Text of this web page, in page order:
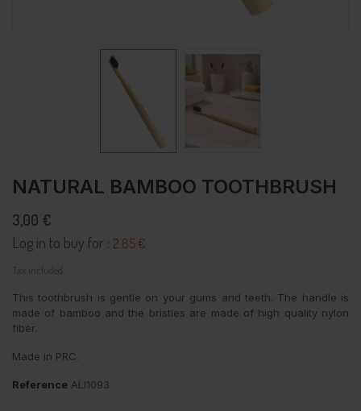
NATURAL BAMBOO TOOTHBRUSH
3,00 €
Log in to buy for : 2.85 €
Tax included
This toothbrush is gentle on your gums and teeth. The handle is
made of bamboo and the bristles are made of high quality nylon
fiber.
Made in PRC.
Reference ALI1093